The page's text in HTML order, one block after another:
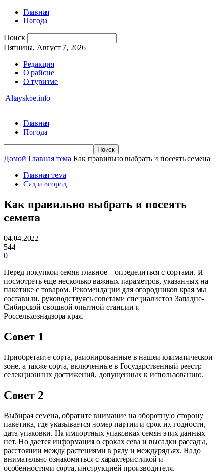
Главная
Погода
Поиск
Пятница, Август 7, 2026
Редакция
О районе
О туризме
Altayskoe.info
Главная
Погода
Домой Главная тема Как правильно выбрать и посеять семена
Главная тема
Сад и огород
Как правильно выбрать и посеять
семена
04.04.2022
544
0
Перед покупкой семян главное – определиться с сортами. И
посмотреть еще несколько важных параметров, указанных на
пакетике с товаром. Рекомендации для огородников края мы
составили, руководствуясь советами специалистов Западно-
Сибирской овощной опытной станции и
Россельхознадзора края.
Совет 1
Приобретайте сорта, районированные в нашей климатической
зоне, а также сорта, включенные в Государственный реестр
селекционных достижений, допущенных к использованию.
Совет 2
Выбирая семена, обратите внимание на оборотную сторону
пакетика, где указывается номер партии и срок их годности,
дата упаковки. На импортных упаковках семян этих данных
нет. Но дается информация о сроках сева и высадки рассады,
расстоянии между растениями в ряду и междурядьях. Надо
внимательно ознакомиться с характеристикой и
особенностями сорта, инструкцией производителя.